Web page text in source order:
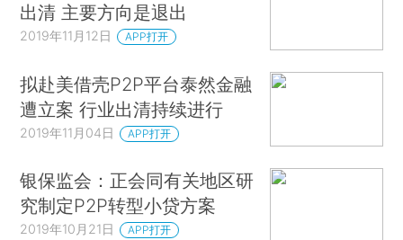
出清 主要方向是退出
2019年11月12日 APP打开
拟赴美借壳P2P平台泰然金融
遭立案 行业出清持续进行
2019年11月04日 APP打开
银保监会：正会同有关地区研
究制定P2P转型小贷方案
2019年10月21日 APP打开